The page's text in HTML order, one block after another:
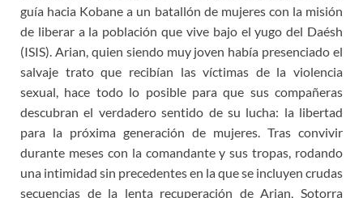
guía hacia Kobane a un batallón de mujeres con la misión
de liberar a la población que vive bajo el yugo del Daésh
(ISIS). Arian, quien siendo muy joven había presenciado el
salvaje trato que recibían las víctimas de la violencia
sexual, hace todo lo posible para que sus compañeras
descubran el verdadero sentido de su lucha: la libertad
para la próxima generación de mujeres. Tras convivir
durante meses con la comandante y sus tropas, rodando
una intimidad sin precedentes en la que se incluyen crudas
secuencias de la lenta recuperación de Arian, Sotorra